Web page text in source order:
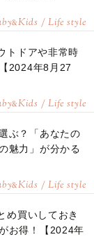
&Kids / Life style
トドアや非常時
2024年8月27
&Kids / Life style
ぶ？「あなたの
魅力」が分かる
&Kids / Life style
め買いしておき
お得！【2024年